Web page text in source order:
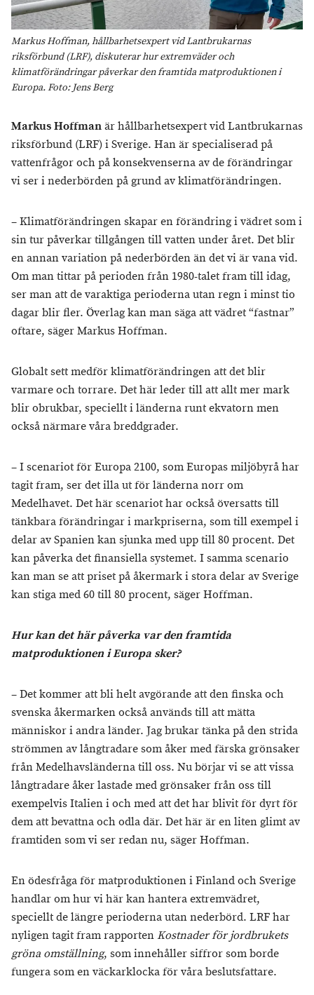
Markus Hoffman, hållbarhetsexpert vid Lantbrukarnas
riksförbund (LRF), diskuterar hur extremväder och
klimatförändringar påverkar den framtida matproduktionen i
Europa. Foto: Jens Berg
Markus Hoffmanär hållbarhetsexpert vid Lantbrukarnas
riksförbund (LRF) i Sverige. Han är specialiserad på
vattenfrågor och på konsekvenserna av de förändringar
vi ser i nederbörden på grund av klimatförändringen.
– Klimatförändringen skapar en förändring i vädret som i
sin tur påverkar tillgången till vatten under året. Det blir
en annan variation på nederbörden än det vi är vana vid.
Om man tittar på perioden från 1980-talet fram till idag,
ser man att de varaktiga perioderna utan regn i minst tio
dagar blir fler. Överlag kan man säga att vädret “fastnar”
oftare, säger Markus Hoffman.
Globalt sett medför klimatförändringen att det blir
varmare och torrare. Det här leder till att allt mer mark
blir obrukbar, speciellt i länderna runt ekvatorn men
också närmare våra breddgrader.
– I scenariot för Europa 2100, som Europas miljöbyrå har
tagit fram, ser det illa ut för länderna norr om
Medelhavet. Det här scenariot har också översatts till
tänkbara förändringar i markpriserna, som till exempel i
delar av Spanien kan sjunka med upp till 80 procent. Det
kan påverka det finansiella systemet. I samma scenario
kan man se att priset på åkermark i stora delar av Sverige
kan stiga med 60 till 80 procent, säger Hoffman.
Hur kan det här påverka var den framtida
matproduktionen i Europa sker?
– Det kommer att bli helt avgörande att den finska och
svenska åkermarken också används till att mätta
människor i andra länder. Jag brukar tänka på den strida
strömmen av långtradare som åker med färska grönsaker
från Medelhavsländerna till oss. Nu börjar vi se att vissa
långtradare åker lastade med grönsaker från oss till
exempelvis Italien i och med att det har blivit för dyrt för
dem att bevattna och odla där. Det här är en liten glimt av
framtiden som vi ser redan nu, säger Hoffman.
En ödesfråga för matproduktionen i Finland och Sverige
handlar om hur vi här kan hantera extremvädret,
speciellt de längre perioderna utan nederbörd. LRF har
nyligen tagit fram rapportenKostnader för jordbrukets
gröna omställning, som innehåller siffror som borde
fungera som en väckarklocka för våra beslutsfattare.